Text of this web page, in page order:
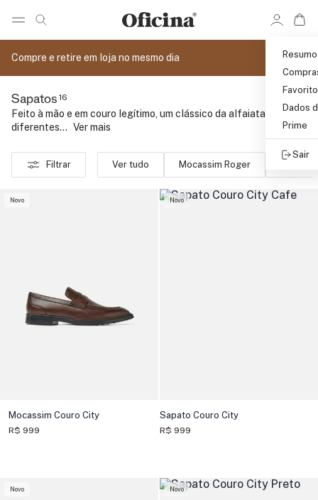
Ir para pagina de pesquisa
Resumo
Dados
Prime
Sair
Ir
Compre e retire em loja no mesmo dia
Sapatos 16
Feito à mão e em couro legítimo, um clássico da alfaiataria em
diferentes... Ver mais
Filtrar Ver tudo Mocassim Roger
Novo
Mocassim Couro City
R$ 999
Novo
Sapato Couro City
R$ 999
Novo Novo